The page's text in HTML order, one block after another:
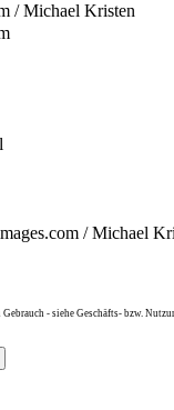
/ Michael Kristen
/ Michael
- siehe Geschäfts- bzw.